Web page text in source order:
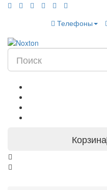
Телефоны
Корзина